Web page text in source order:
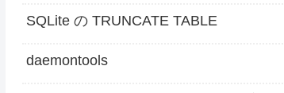
SQLite の TRUNCATE TABLE
daemontools